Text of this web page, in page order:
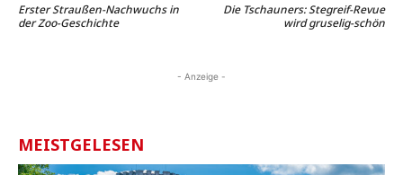
Erster Straußen-Nachwuchs in
der Zoo-Geschichte
Die Tschauners: Stegreif-Revue
wird gruselig-schön
- Anzeige -
MEISTGELESEN